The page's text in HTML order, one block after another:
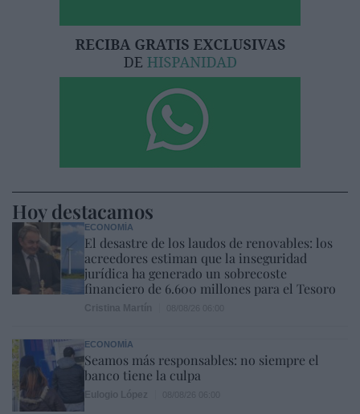
Hoy destacamos
ECONOMÍA
El desastre de los laudos de renovables: los
acreedores estiman que la inseguridad
jurídica ha generado un sobrecoste
financiero de 6.600 millones para el Tesoro
ECONOMÍA
Seamos más responsables: no siempre el
banco tiene la culpa